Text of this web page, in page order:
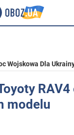
Wojskowa Dla
modelu